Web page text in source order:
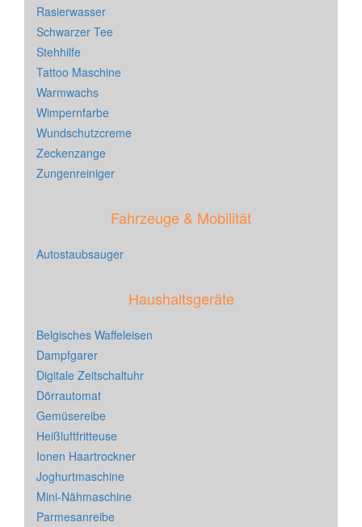
Rasierwasser
Schwarzer Tee
Stehhilfe
Tattoo Maschine
Warmwachs
Wimpernfarbe
Wundschutzcreme
Zeckenzange
Zungenreiniger
Fahrzeuge & Mobilität
Autostaubsauger
Haushaltsgeräte
Belgisches Waffeleisen
Dampfgarer
Digitale Zeitschaltuhr
Dörrautomat
Gemüsereibe
Heißluftfritteuse
Ionen Haartrockner
Joghurtmaschine
Mini-Nähmaschine
Parmesanreibe